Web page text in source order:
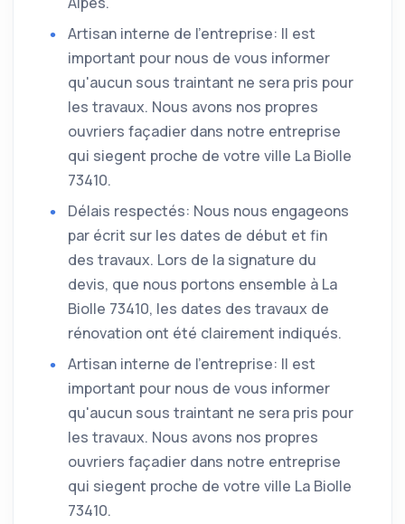
Artisan interne de l'entreprise: Il est
important pour nous de vous informer
qu'aucun sous traintant ne sera pris pour
les travaux. Nous avons nos propres
ouvriers façadier dans notre entreprise
qui siegent proche de votre ville La Biolle
73410.
Délais respectés: Nous nous engageons
par écrit sur les dates de début et fin
des travaux. Lors de la signature du
devis, que nous portons ensemble à La
Biolle 73410, les dates des travaux de
rénovation ont été clairement indiqués.
Artisan interne de l'entreprise: Il est
important pour nous de vous informer
qu'aucun sous traintant ne sera pris pour
les travaux. Nous avons nos propres
ouvriers façadier dans notre entreprise
qui siegent proche de votre ville La Biolle
73410.